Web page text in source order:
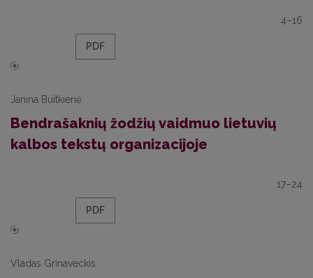
4–16
PDF
Janina Buitkienė
Bendrašaknių žodžių vaidmuo lietuvių
kalbos tekstų organizacijoje
17–24
PDF
Vladas Grinaveckis